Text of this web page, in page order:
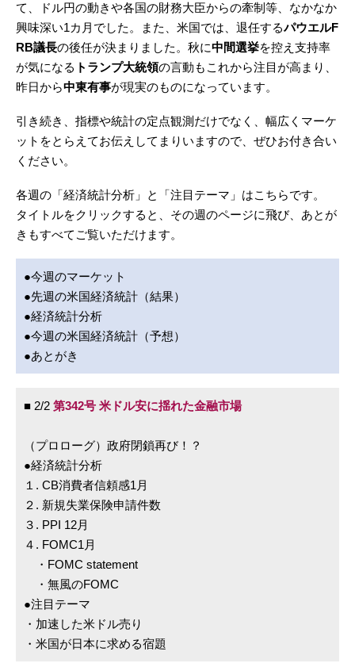
て、ドル円の動きや各国の財務大臣からの牽制等、なかなか
興味深い1カ月でした。また、米国では、退任するパウエルF
RB議長の後任が決まりました。秋に中間選挙を控え支持率
が気になる トランプ大統領の言動もこれから注目が高まり、
昨日から中東有事が現実のものになっています。
引き続き、指標や統計の定点観測だけでなく、幅広くマーケ
ットをとらえてお伝えしてまりいますので、ぜひお付き合い
ください。
各週の「経済統計分析」と「注目テーマ」はこちらです。
タイトルをクリックすると、その週のページに飛び、あとが
きもすべてご覧いただけます。
●今週のマーケット
●先週の米国経済統計（結果）
●経済統計分析
●今週の米国経済統計（予想）
●あとがき
■ 2/2 第342号 米ドル安に揺れた金融市場
（プロローグ）政府閉鎖再び！？
●経済統計分析
１. CB消費者信頼感1月
２. 新規失業保険申請件数
３. PPI 12月
４. FOMC1月
・FOMC statement
・無風のFOMC
●注目テーマ
・加速した米ドル売り
・米国が日本に求める宿題